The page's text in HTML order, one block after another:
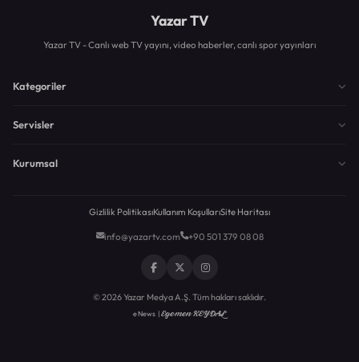
Yazar TV
Yazar TV - Canlı web TV yayını, video haberler, canlı spor yayınları
Kategoriler
Servisler
Kurumsal
Gizlilik PolitikasıKullanım KoşullarıSite Haritası
info@yazartv.com +90 501 379 08 08
© 2026 Yazar Medya A.Ş. Tüm hakları saklıdır.
eNews |Egemen KEYDAL